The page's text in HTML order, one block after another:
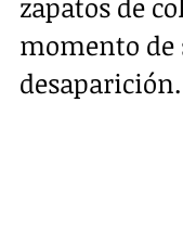
momento de
desaparición.